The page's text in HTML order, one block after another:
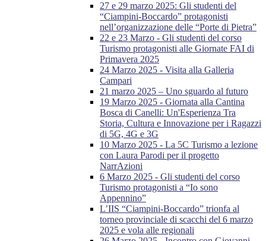
27 e 29 marzo 2025: Gli studenti del
“Ciampini-Boccardo” protagonisti
nell’organizzazione delle “Porte di Pietra”
22 e 23 Marzo - Gli studenti del corso
Turismo protagonisti alle Giornate FAI di
Primavera 2025
24 Marzo 2025 - Visita alla Galleria
Campari
21 marzo 2025 – Uno sguardo al futuro
19 Marzo 2025 - Giornata alla Cantina
Bosca di Canelli: Un'Esperienza Tra
Storia, Cultura e Innovazione per i Ragazzi
di 5G, 4G e 3G
10 Marzo 2025 - La 5C Turismo a lezione
con Laura Parodi per il progetto
NarrAzioni
6 Marzo 2025 - Gli studenti del corso
Turismo protagonisti a “Io sono
Appennino”
L’IIS “Ciampini-Boccardo” trionfa al
torneo provinciale di scacchi del 6 marzo
2025 e vola alle regionali